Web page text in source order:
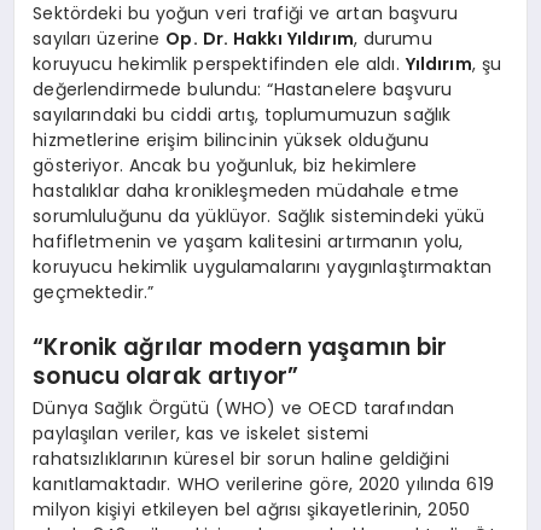
Sektördeki bu yoğun veri trafiği ve artan başvuru
sayıları üzerine Op. Dr. Hakkı Yıldırım, durumu
koruyucu hekimlik perspektifinden ele aldı. Yıldırım, şu
değerlendirmede bulundu: “Hastanelere başvuru
sayılarındaki bu ciddi artış, toplumumuzun sağlık
hizmetlerine erişim bilincinin yüksek olduğunu
gösteriyor. Ancak bu yoğunluk, biz hekimlere
hastalıklar daha kronikleşmeden müdahale etme
sorumluluğunu da yüklüyor. Sağlık sistemindeki yükü
hafifletmenin ve yaşam kalitesini artırmanın yolu,
koruyucu hekimlik uygulamalarını yaygınlaştırmaktan
geçmektedir.”
“Kronik ağrılar modern yaşamın bir
sonucu olarak artıyor”
Dünya Sağlık Örgütü (WHO) ve OECD tarafından
paylaşılan veriler, kas ve iskelet sistemi
rahatsızlıklarının küresel bir sorun haline geldiğini
kanıtlamaktadır. WHO verilerine göre, 2020 yılında 619
milyon kişiyi etkileyen bel ağrısı şikayetlerinin, 2050